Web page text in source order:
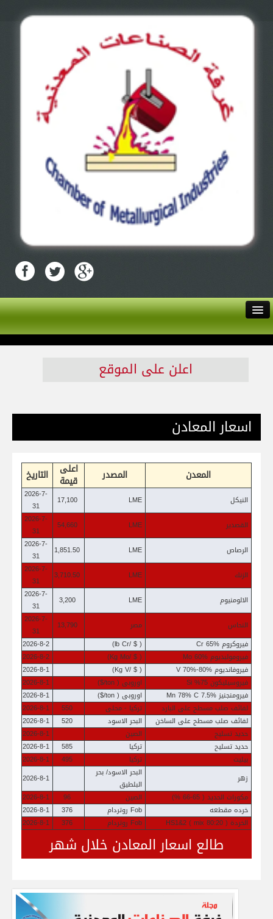
English
الخدمات
عن الغرفة
مركز المعلومات
الرئيسية
اعلن على الموقع
اسعار المعادن
المعدن المصدر اعلى
قيمة التاريخ
النيكل LME
17,100
2026-7-
31
القصدير
LME
54,660
2026-7-
31
الرصاص
LME
1,851.50
2026-7-
31
الزنك
LME
3,710.50
2026-7-
31
الالومنيوم
LME
3,200
2026-7-
31
النحاس
مصر 13,790
2026-7-
31
فيروكروم Cr 65%
( $ /lb Cr)
2026-8-2
فيرومولبديوم Mo 60%
( $ /Kg Mo)
2026-8-2
فيروفانديوم V 70%-80%
( $ /Kg V)
2026-8-1
فيروسيليكون 75% Si
اوروبى ( ton/$)
2026-8-1
فيرومنجنيز Mn 78% C 7.5%
اوروبى ( ton/$)
2026-8-1
لفائف صلب مسطح على البارد
تركيا - محلى 550
2026-8-1
لفائف صلب مسطح على الساخن
البحر الاسود 520
2026-8-1
حديد تسليح
الصين
2026-8-1
حديد تسليح
تركيا 585
2026-8-1
بيليت
تركيا 495
2026-8-1
زهر
البحر الاسود/ بحر
البلطيق
2026-8-1
مكورات الحديد ( 65-66 %)
الصين 96
2026-8-1
خرده مقطعه
Fob روتردام 376
2026-8-1
الخردة HS1&2 ( mix 80:20 )
Fob روتردام 376
2026-8-1
طالع اسعار المعادن خلال شهر